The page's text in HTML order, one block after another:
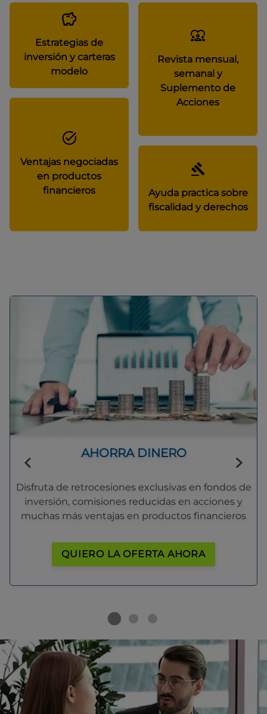
Estrategias de
inversión y carteras
modelo
Revista mensual,
semanal y
Suplemento de
Acciones
Ventajas negociadas
en productos
financieros
Ayuda practica sobre
fiscalidad y derechos
AHORRA DINERO
Disfruta de retrocesiones exclusivas en fondos de
inversión, comisiones reducidas en acciones y
muchas más ventajas en productos financieros
QUIERO LA OFERTA AHORA